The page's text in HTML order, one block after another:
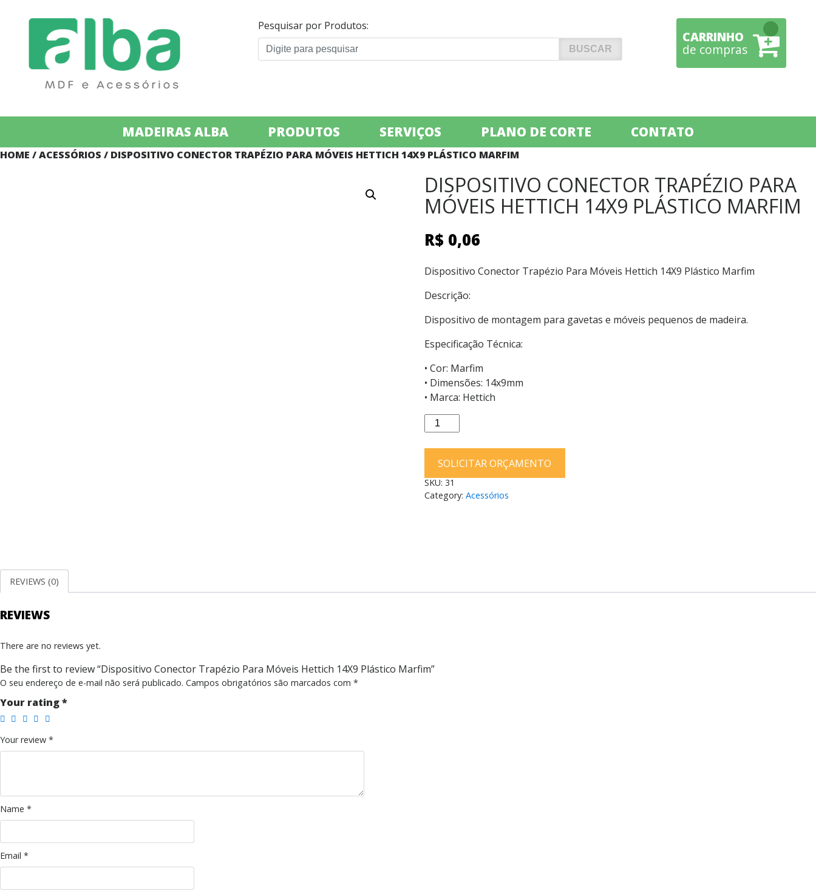
Pesquisar por Produtos:
CARRINHO
de compras
MADEIRAS ALBA PRODUTOS SERVIÇOS PLANO DE CORTE CONTATO
HOME /ACESSÓRIOS / DISPOSITIVO CONECTOR TRAPÉZIO PARA MÓVEIS HETTICH 14X9 PLÁSTICO MARFIM
DISPOSITIVO CONECTOR TRAPÉZIO PARA
MÓVEIS HETTICH 14X9 PLÁSTICO MARFIM
R$ 0,06
Dispositivo Conector Trapézio Para Móveis Hettich 14X9 Plástico Marfim
Descrição:
Dispositivo de montagem para gavetas e móveis pequenos de madeira.
Especificação Técnica:
• Cor: Marfim
• Dimensões: 14x9mm
• Marca: Hettich
Dispositivo
Conector
Trapézio
Para
Móveis
Hettich
SOLICITAR ORÇAMENTO
SKU: 31
Category: Acessórios
REVIEWS (0)
REVIEWS
There are no reviews yet.
Be the first to review “Dispositivo Conector Trapézio Para Móveis Hettich 14X9 Plástico Marfim”
O seu endereço de e-mail não será publicado. Campos obrigatórios são marcados com *
Your rating*
Your review *
Name *
Email *